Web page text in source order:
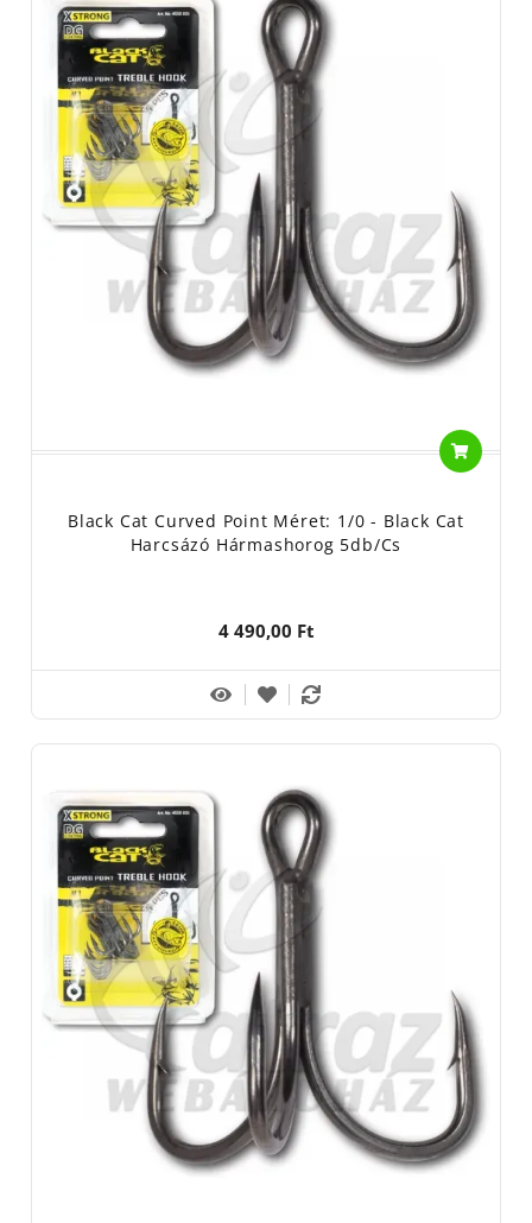
Black Cat Curved Point Méret: 1/0 - Black Cat
Harcsázó Hármashorog 5db/cs
4 490,00 Ft